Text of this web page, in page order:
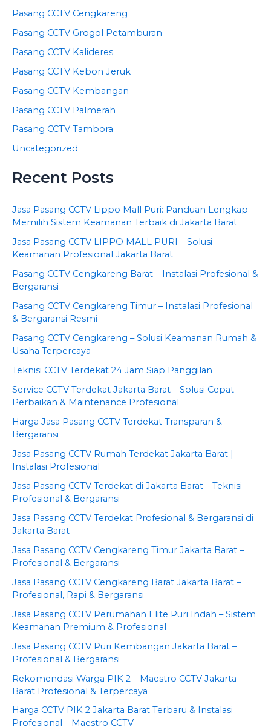
Pasang CCTV Cengkareng
Pasang CCTV Grogol Petamburan
Pasang CCTV Kalideres
Pasang CCTV Kebon Jeruk
Pasang CCTV Kembangan
Pasang CCTV Palmerah
Pasang CCTV Tambora
Uncategorized
Recent Posts
Jasa Pasang CCTV Lippo Mall Puri: Panduan Lengkap
Memilih Sistem Keamanan Terbaik di Jakarta Barat
Jasa Pasang CCTV LIPPO MALL PURI – Solusi
Keamanan Profesional Jakarta Barat
Pasang CCTV Cengkareng Barat – Instalasi Profesional &
Bergaransi
Pasang CCTV Cengkareng Timur – Instalasi Profesional
& Bergaransi Resmi
Pasang CCTV Cengkareng – Solusi Keamanan Rumah &
Usaha Terpercaya
Teknisi CCTV Terdekat 24 Jam Siap Panggilan
Service CCTV Terdekat Jakarta Barat – Solusi Cepat
Perbaikan & Maintenance Profesional
Harga Jasa Pasang CCTV Terdekat Transparan &
Bergaransi
Jasa Pasang CCTV Rumah Terdekat Jakarta Barat |
Instalasi Profesional
Jasa Pasang CCTV Terdekat di Jakarta Barat – Teknisi
Profesional & Bergaransi
Jasa Pasang CCTV Terdekat Profesional & Bergaransi di
Jakarta Barat
Jasa Pasang CCTV Cengkareng Timur Jakarta Barat –
Profesional & Bergaransi
Jasa Pasang CCTV Cengkareng Barat Jakarta Barat –
Profesional, Rapi & Bergaransi
Jasa Pasang CCTV Perumahan Elite Puri Indah – Sistem
Keamanan Premium & Profesional
Jasa Pasang CCTV Puri Kembangan Jakarta Barat –
Profesional & Bergaransi
Rekomendasi Warga PIK 2 – Maestro CCTV Jakarta
Barat Profesional & Terpercaya
Harga CCTV PIK 2 Jakarta Barat Terbaru & Instalasi
Profesional – Maestro CCTV